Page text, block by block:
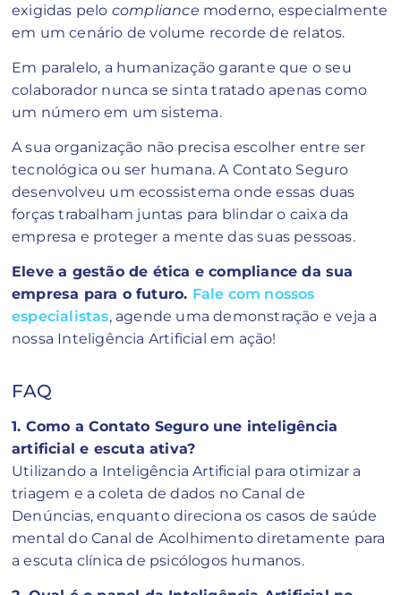
exigidas pelo compliance moderno, especialmente
em um cenário de volume recorde de relatos.
Em paralelo, a humanização garante que o seu
colaborador nunca se sinta tratado apenas como
um número em um sistema.
A sua organização não precisa escolher entre ser
tecnológica ou ser humana. A Contato Seguro
desenvolveu um ecossistema onde essas duas
forças trabalham juntas para blindar o caixa da
empresa e proteger a mente das suas pessoas.
Eleve a gestão de ética e compliance da sua
empresa para o futuro. Fale com nossos
especialistas, agende uma demonstração e veja a
nossa Inteligência Artificial em ação!
FAQ
1. Como a Contato Seguro une inteligência
artificial e escuta ativa?
Utilizando a Inteligência Artificial para otimizar a
triagem e a coleta de dados no Canal de
Denúncias, enquanto direciona os casos de saúde
mental do Canal de Acolhimento diretamente para
a escuta clínica de psicólogos humanos.